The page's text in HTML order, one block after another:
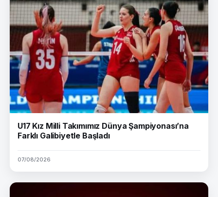
U17 Kız Milli Takımımız Dünya Şampiyonası’na
Farklı Galibiyetle Başladı
07/08/2026